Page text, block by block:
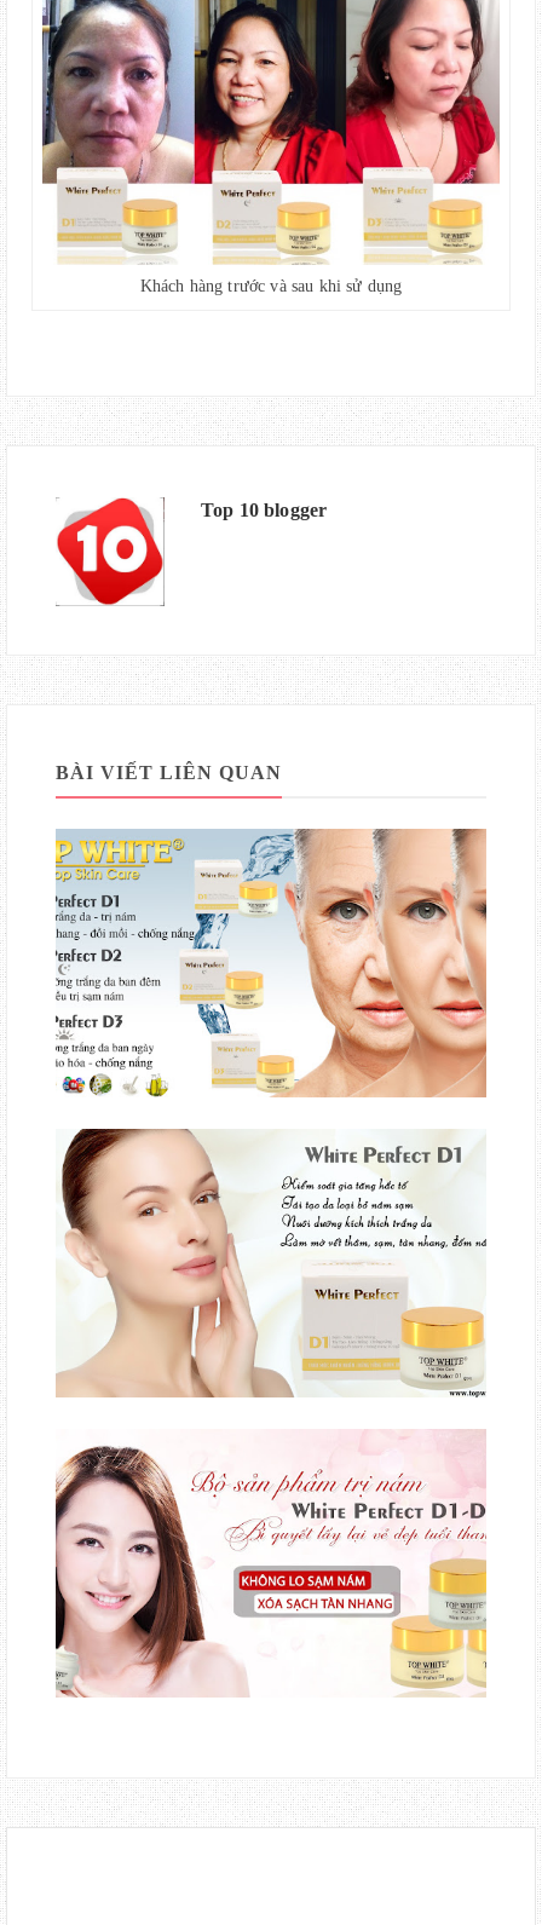
Khách hàng trước và sau khi sử dụng
Top 10 blogger
BÀI VIẾT LIÊN QUAN